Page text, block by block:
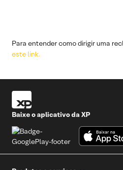
Para entender como dirigir uma
este link.
Baixe o aplicativo da XP